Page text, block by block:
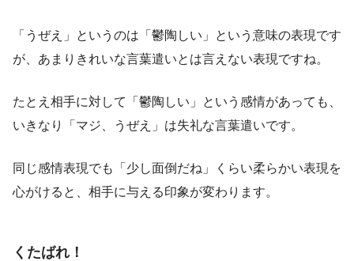
「うぜえ」というのは「鬱陶しい」という意味の表現です
が、あまりきれいな言葉遣いとは言えない表現ですね。
たとえ相手に対して「鬱陶しい」という感情があっても、
いきなり「マジ、うぜえ」は失礼な言葉遣いです。
同じ感情表現でも「少し面倒だね」くらい柔らかい表現を
心がけると、相手に与える印象が変わります。
くたばれ！